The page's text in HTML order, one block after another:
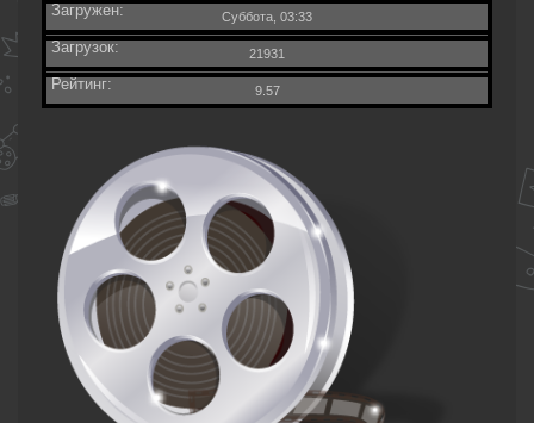
Загружен: Суббота, 03:33
Загрузок: 21931
Рейтинг: 9.57